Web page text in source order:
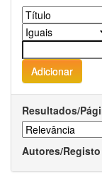
Resultados/
Autores/Registo